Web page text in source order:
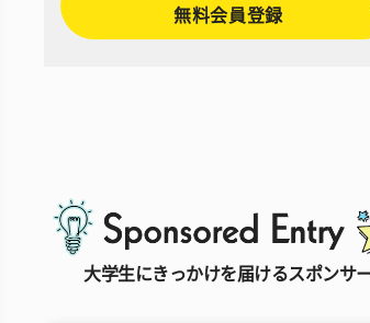
無料会員登録
大学生にきっかけを届けるスポンサ